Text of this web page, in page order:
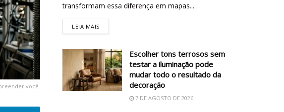
você.
transformam essa diferença em mapas...
LEIA MAIS
Escolher tons terrosos sem
testar a iluminação pode
mudar todo o resultado da
decoração
7 DE AGOSTO DE 2026